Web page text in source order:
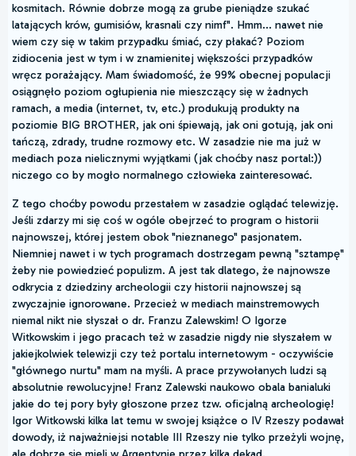
kosmitach. Równie dobrze mogą za grube pieniądze szukać
latających krów, gumisiów, krasnali czy nimf". Hmm... nawet nie
wiem czy się w takim przypadku śmiać, czy płakać? Poziom
zidiocenia jest w tym i w znamienitej większości przypadków
wręcz porażający. Mam świadomość, że 99% obecnej populacji
osiągnęło poziom ogłupienia nie mieszczący się w żadnych
ramach, a media (internet, tv, etc.) produkują produkty na
poziomie BIG BROTHER, jak oni śpiewają, jak oni gotują, jak oni
tańczą, zdrady, trudne rozmowy etc. W zasadzie nie ma już w
mediach poza nielicznymi wyjątkami (jak choćby nasz portal:))
niczego co by mogło normalnego człowieka zainteresować.
Z tego choćby powodu przestałem w zasadzie oglądać telewizję.
Jeśli zdarzy mi się coś w ogóle obejrzeć to program o historii
najnowszej, której jestem obok "nieznanego" pasjonatem.
Niemniej nawet i w tych programach dostrzegam pewną "sztampę"
żeby nie powiedzieć populizm. A jest tak dlatego, że najnowsze
odkrycia z dziedziny archeologii czy historii najnowszej są
zwyczajnie ignorowane. Przecież w mediach mainstremowych
niemal nikt nie słyszał o dr. Franzu Zalewskim! O Igorze
Witkowskim i jego pracach też w zasadzie nigdy nie słyszałem w
jakiejkolwiek telewizji czy też portalu internetowym - oczywiście
"głównego nurtu" mam na myśli. A prace przywołanych ludzi są
absolutnie rewolucyjne! Franz Zalewski naukowo obala banialuki
jakie do tej pory były głoszone przez tzw. oficjalną archeologię!
Igor Witkowski kilka lat temu w swojej książce o IV Rzeszy podawał
dowody, iż najważniejsi notable III Rzeszy nie tylko przeżyli wojnę,